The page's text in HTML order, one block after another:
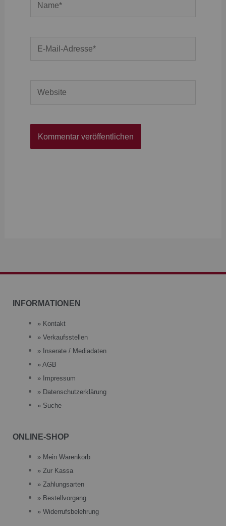
Mail-
INFORMATIONEN
» Kontakt
» Verkaufsstellen
» Inserate / Mediadaten
» AGB
» Impressum
» Datenschutzerklärung
» Suche
ONLINE-SHOP
» Mein Warenkorb
» Zur Kassa
» Zahlungsarten
» Bestellvorgang
» Widerrufsbelehrung